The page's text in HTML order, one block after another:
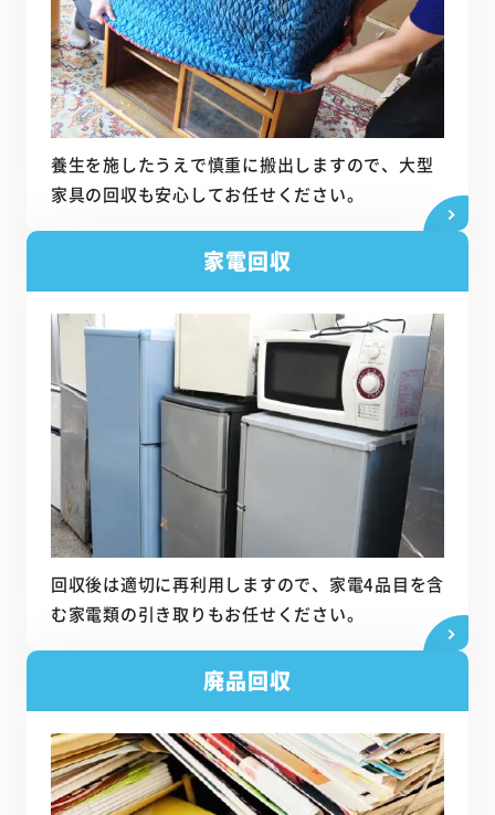
養生を施したうえで慎重に搬出しますので、大型
家具の回収も安心してお任せください。
家電回収
回収後は適切に再利用しますので、家電4品目を含
む家電類の引き取りもお任せください。
廃品回収